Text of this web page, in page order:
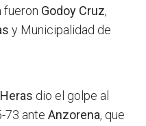
fueron Godoy Cruz,
y Municipalidad de
dio el golpe al
73 ante Anzorena, que